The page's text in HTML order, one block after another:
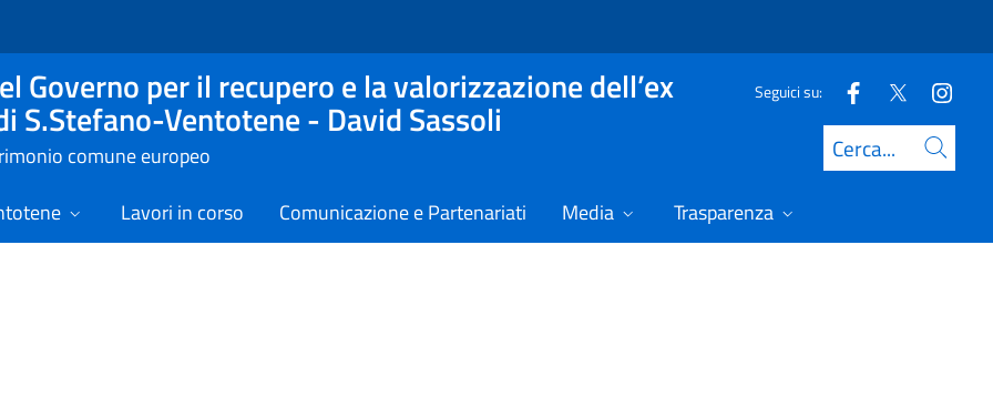
Governo per il recupero e la valorizzazione dell’ex
S.Stefano-Ventotene - David Sassoli
comune europeo
Seguici su:
Cerca
Lavori in corso Comunicazione e Partenariati Media Trasparenza